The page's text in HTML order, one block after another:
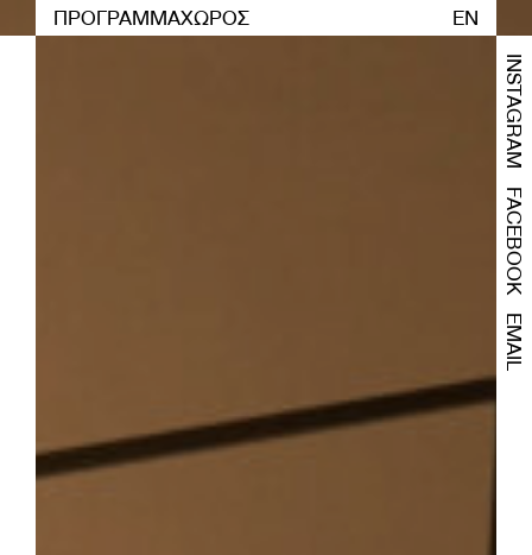
ΠΡΟΓΡΑΜΜΑΧΩΡΟΣ EN
INSTAGRAM
FACEBOOK
EMAIL